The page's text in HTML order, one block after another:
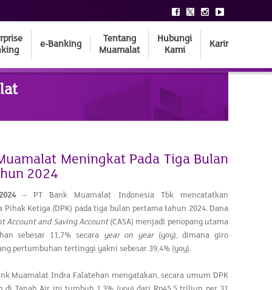
e-Banking
Tentang
Muamalat
Hubungi
Kami
Karir
Meningkat Pada Tiga Bulan
2024
4– PT Bank Muamalat Indonesia Tbk mencatatkan
Pihak Ketiga (DPK) pada tiga bulan pertama tahun 2024. Dana
Account and Saving Account(CASA) menjadi penopang utama
sebesar 11,7% secara year on year(yoy), dimana giro
pertumbuhan tertinggi yakni sebesar 39,4% (yoy).
Muamalat Indra Falatehan mengatakan, secara umum DPK